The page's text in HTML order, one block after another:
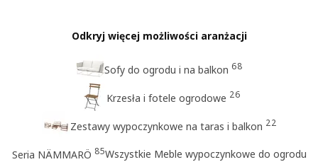
Odkryj więcej możliwości aranżacji
Sofy do ogrodu i na balkon 68
Krzesła i fotele ogrodowe 26
Zestawy wypoczynkowe na taras i balkon 22
Seria NÄMMARÖ 85Wszystkie Meble wypoczynkowe do ogrodu